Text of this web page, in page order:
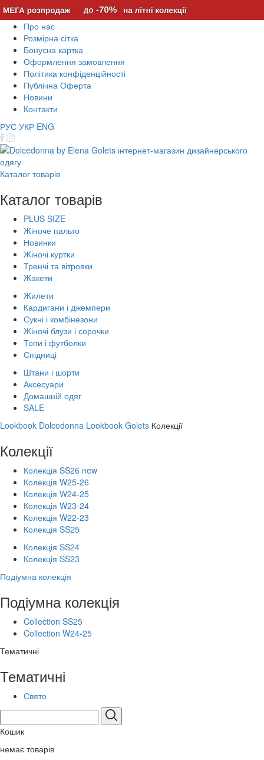
Про нас
Розмірна сітка
Бонусна картка
Оформлення замовлення
Політика конфіденційності
Публічна Оферта
Новини
Контакти
РУС УКР ENG
Каталог товарів
Каталог товарів
PLUS SIZE
Жіноче пальто
Новинки
Жіночі куртки
Тренчі та вітровки
Жакети
Жилети
Кардигани і джемпери
Сукні і комбінезони
Жіночі блузи і сорочки
Топи і футболки
Спідниці
Штани і шорти
Аксесуари
Домашній одяг
SALE
Lookbook Dolcedonna Lookbook Golets Колекції
Колекції
Колекція SS26 new
Колекція W25-26
Колекція W24-25
Колекція W23-24
Колекція W22-23
Колекція SS25
Колекція SS24
Колекція SS23
Подіумна колекція
Подіумна колекція
Collection SS25
Collection W24-25
Тематичні
Тематичні
Свято
Кошик
немає товарів